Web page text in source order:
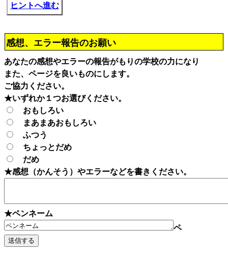
ヒントへ進む
感想、エラー報告のお願い
あなたの感想やエラーの報告がもりの学校の力になり
また、ページを良いものにします。
ご協力ください。
★いずれか１つお選びください。
おもしろい
まあまあおもしろい
ふつう
ちょっとだめ
だめ
★感想（かんそう）やエラーなどを書きください。
★ペンネーム
ペ